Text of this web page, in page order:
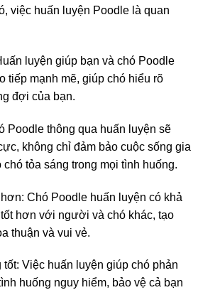
việc huấn luyện Poodle là quan
luyện giúp bạn và chó Poodle
tiếp mạnh mẽ, giúp chó hiểu rõ
đợi của bạn.
Poodle thông qua huấn luyện sẽ
không chỉ đảm bảo cuộc sống gia
tỏa sáng trong mọi tình huống.
Chó Poodle huấn luyện có khả
hơn với người và chó khác, tạo
thuận và vui vẻ.
Việc huấn luyện giúp chó phản
huống nguy hiểm, bảo vệ cả bạn